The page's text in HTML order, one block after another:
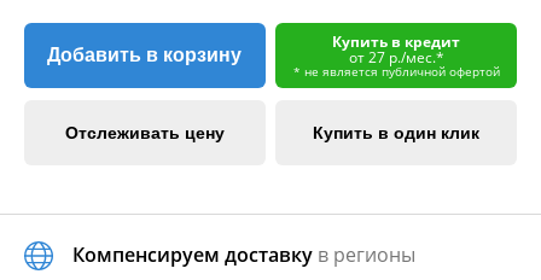
Добавить в корзину
Купить в кредит
от 27 р./мес.*
* не является публичной офертой
Отслеживать цену Купить в один клик
Компенсируем доставку в регионы